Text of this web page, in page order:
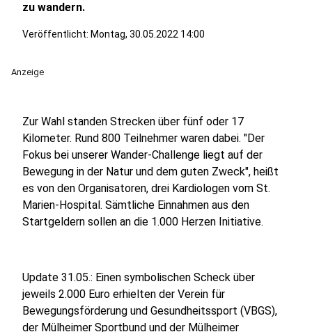
zu wandern.
Veröffentlicht: Montag, 30.05.2022 14:00
Anzeige
Zur Wahl standen Strecken über fünf oder 17
Kilometer. Rund 800 Teilnehmer waren dabei. "Der
Fokus bei unserer Wander-Challenge liegt auf der
Bewegung in der Natur und dem guten Zweck", heißt
es von den Organisatoren, drei Kardiologen vom St.
Marien-Hospital. Sämtliche Einnahmen aus den
Startgeldern sollen an die 1.000 Herzen Initiative.
Update 31.05.: Einen symbolischen Scheck über
jeweils 2.000 Euro erhielten der Verein für
Bewegungsförderung und Gesundheitssport (VBGS),
der Mülheimer Sportbund und der Mülheimer